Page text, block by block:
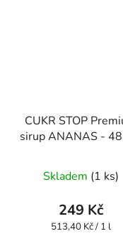
CUKR STOP
sirup ANANAS -
Skladem (1 ks)
249 Kč
Měrná
513,40 Kč / 1 l